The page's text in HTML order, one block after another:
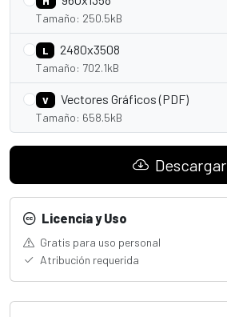
Tamaño: 250.5kB
L 2480x3508
Tamaño: 702.1kB
V Vectores Gráficos (PDF)
Tamaño: 658.5kB
Descargar
Licencia y Uso
Gratis para uso personal
Atribución requerida